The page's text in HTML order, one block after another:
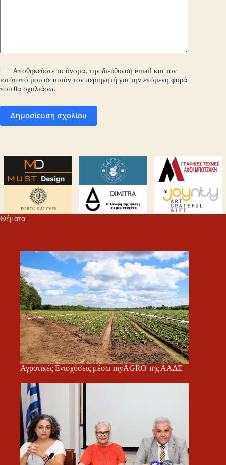
Αποθηκεύστε το όνομα, την διεύθυνση email και τον
ιστότοπό μου σε αυτόν τον περιηγητή για την επόμενη φορά
που θα σχολιάσω.
Δημοσίευση σχολίου
Θέματα
Αγροτικές Ενισχύσεις μέσω myAGRO της ΑΑΔΕ